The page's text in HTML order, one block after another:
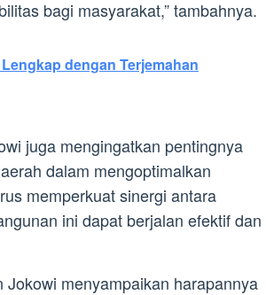
bagi masyarakat,” tambahnya.
dengan Terjemahan
juga mengingatkan pentingnya
dalam mengoptimalkan
memperkuat sinergi antara
ini dapat berjalan efektif dan
menyampaikan harapannya